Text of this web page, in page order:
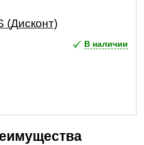
(Дисконт)
В наличии